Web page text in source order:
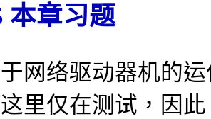
本章习题
网络驱动器机的
里仅在测试，因